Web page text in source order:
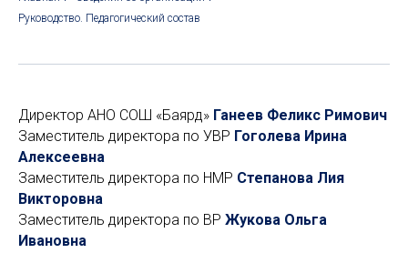
Руководство. Педагогический состав
Директор АНО СОШ «Баярд» Ганеев Феликс Римович
Заместитель директора по УВР Гоголева Ирина
Алексеевна
Заместитель директора по НМР Степанова Лия
Викторовна
Заместитель директора по ВР Жукова Ольга
Ивановна